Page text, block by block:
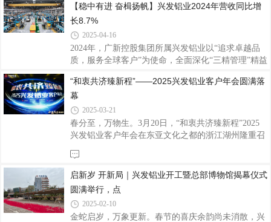
家和地区。此次参展，兴发铝业洞察市场需求进行产
品创新，重点展示了168电动全景门系列、123W
“风向标”，广交会是全球贸易的重要平台，也是企业
展示实力、开拓国际市场的绝佳机会。兴发铝业作为
集铝型材研发、生产、销售、服务于一体的上市企
业，将携代表性精品亮相本届广交会，此次兴发铝业
展位号：B区12.1C29-30，D13-14，诚邀海内外客户
的发展历程中，始终秉承 “客户为本、品质为纲、创
新引领、匠心智造” 的核心价值观，打造铝
【稳中有进 奋楫扬帆】兴发铝业2024年营收同比增
长8.7%
2025-04-16
2024年，广新控股集团所属兴发铝业以“追求卓越品
质，服务全球客户”为使命，全面深化“三精管理”精益
利润8.28亿元。近五年营业收入及净利润的复合增长
率分别达10.8%及6.6%，各项经营指标持续向好，进
一步巩固行业领先地位。主业优势持续强化兴发铝业
聚焦建筑铝型材核心主业，通过智能制造升级和全球
化布局双轮驱动，显著提升主业竞争力。兴发铝业建
17.7%，创下历史新高。在智能制造升级方面，顺利
完成浙江湖州项目建设，生产效率稳步提升。
“和衷共济臻新程”——2025兴发铝业客户年会圆满落
幕
2025-03-21
春分至，万物生。3月20日，“和衷共济臻新程”2025
兴发铝业客户年会在东亚文化之都的浙江湖州隆重召
庆、公司领导班子成员、特邀嘉宾、经销商代表、合
作伙伴以及兴发铝业的同仁们齐聚一堂，携手研讨发
展规划，共同见证荣耀时刻，齐心畅谈未来蓝图。
启新岁 开新局｜兴发铝业开工暨总部博物馆揭幕仪式
圆满举行，点
2025-02-10
金蛇启岁，万象更新。春节的喜庆余韵尚未消散，兴